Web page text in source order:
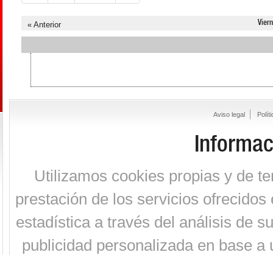
« Anterior
Aviso legal
Utilizamos cookies propias y de
prestación de los servicios
estadística a través del análisis de
publicidad personalizada en base